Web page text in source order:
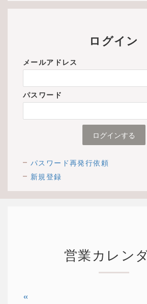
ログイン
メールアドレス
パスワード
パスワード再発行依頼
新規登録
営業カレン
«